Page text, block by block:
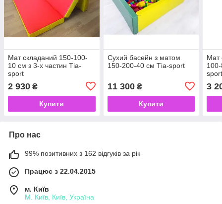
Мат складаний 150-100-
10 см з 3-х частин Тіа-
sport
2 930 ₴
Купити
Сухий басейн з матом
150-200-40 см Тіа-sport
11 300₴
Купити
Мат
3
Про нас
99% позитивних з 162 відгуків за рік
Працює з 22.04.2015
м. Київ
М. Київ, Київ, Україна